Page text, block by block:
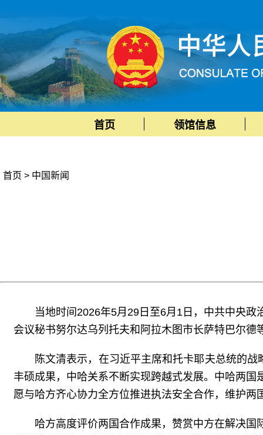
首页 领馆信息
首页 > 中国新闻
当地时间2026年5月29日至6月1日，中共中央
会议秘书努尔达乌列托夫和阿拉木图市长萨特巴尔德
陈文清表示，在习近平主席和托卡耶夫总统的
丰硕成果，中哈关系不断实现跨越式发展。中哈两
愿与哈方齐心协力全方位推进执法安全合作，维护
哈方高度评价两国合作成果，赞赏中方在解决